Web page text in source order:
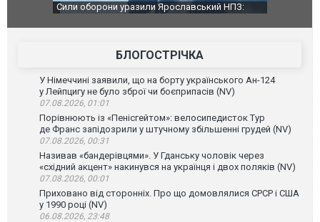
Сили оборони уразили Ярославський НПЗ:
атаку. ВІДЕО
Неймар
БЛОГОСТРІЧКА
У Німеччині заявили, що на борту українського Ан-124
у Лейпцигу не було зброї чи боєприпасів (NV)
07.08.2026, 01:01
Порівнюють із «Пенісгейтом»: велосипедисток Тур
де Франс запідозрили у штучному збільшенні грудей (NV)
07.08.2026, 00:31
Називав «бандерівцями». У Гданську чоловік через
«східний акцент» накинувся на українця і двох поляків (NV)
07.08.2026, 00:01
Приховано від сторонніх. Про що домовлялися СРСР і США
у 1990 році (NV)
06.08.2026, 23:48